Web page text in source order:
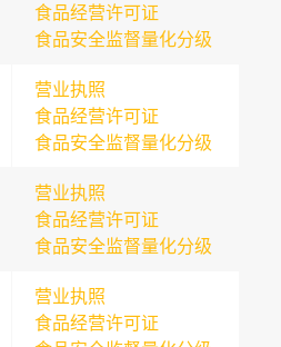
食品经营许可证
食品安全监督量化分级
营业执照
食品经营许可证
食品安全监督量化分级
营业执照
食品经营许可证
食品安全监督量化分级
营业执照
食品经营许可证